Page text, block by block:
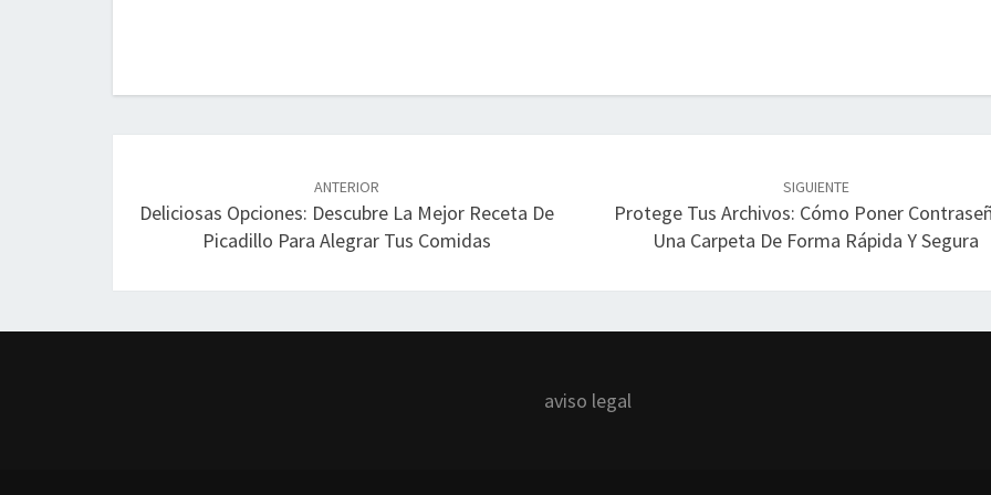
entradas
ANTERIOR
Deliciosas Opciones: Descubre La Mejor Receta De
Picadillo Para Alegrar Tus Comidas
SIGUIENTE
Protege Tus Archivos: Cómo Poner
Una Carpeta De Forma Rápida Y Segura
aviso legal